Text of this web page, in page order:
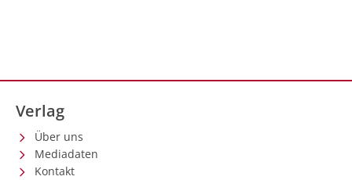
Verlag
Über uns
Mediadaten
Kontakt